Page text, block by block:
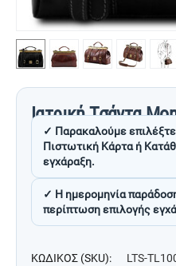
Ιατρική Τσάντα
✓ Παρακαλούμε
Πιστωτική Κάρτα ή
εγχάραξη.
✓ Η ημερομηνία
περίπτωση επιλογής
ΚΩΔΙΚΟΣ (SKU): LTS-